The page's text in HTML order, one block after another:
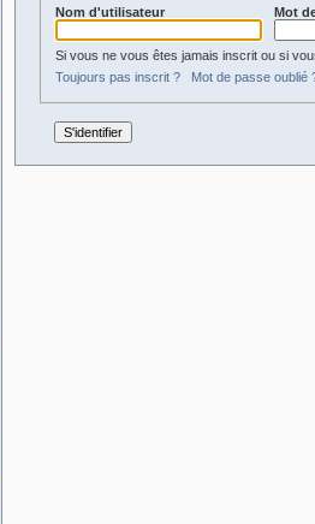
Nom d'utilisateur
Mot
Si vous ne vous êtes jamais inscrit ou si
Toujours pas inscrit ?
Mot de passe oublié